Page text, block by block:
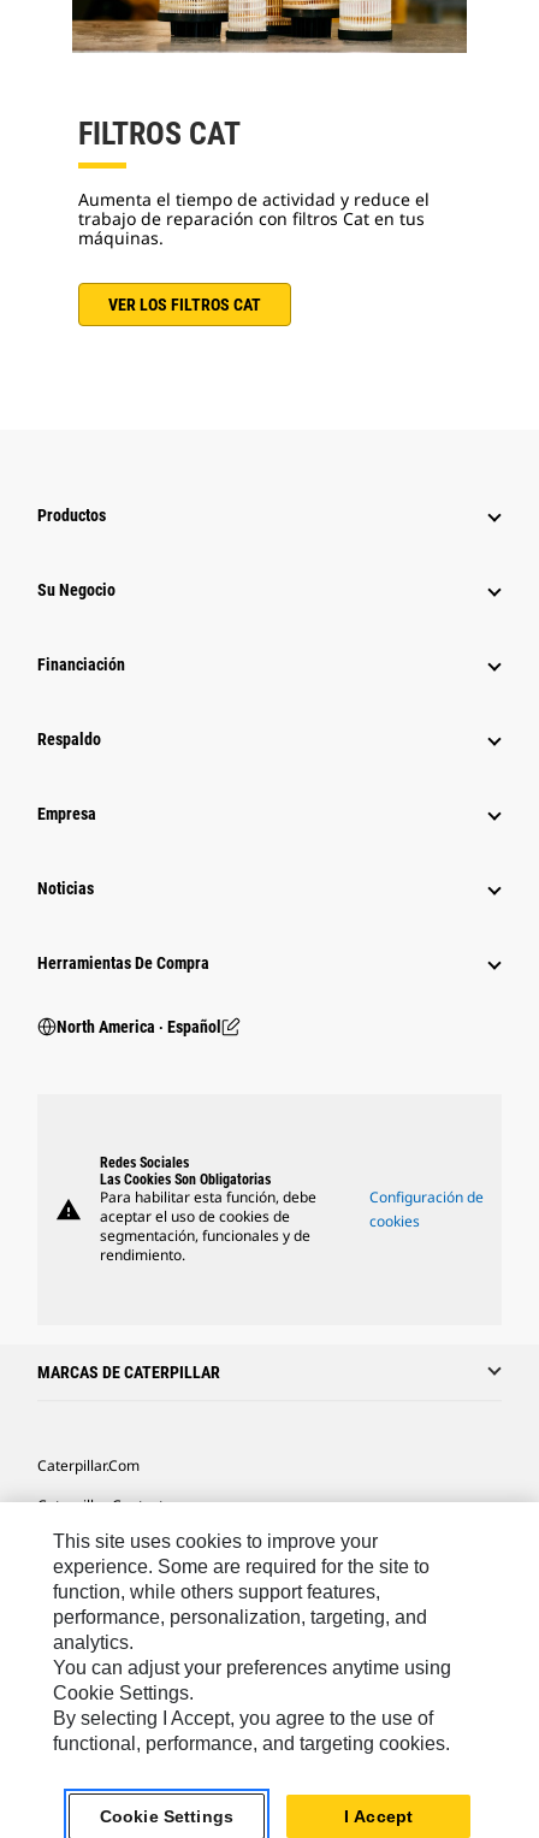
FILTROS CAT
Aumenta el tiempo de actividad y reduce el
trabajo de reparación con filtros Cat en tus
máquinas.
VER LOS FILTROS CAT
Productos
Su Negocio
Financiación
Respaldo
Empresa
Noticias
Herramientas De Compra
North America ‧ Español
warning
Redes Sociales
Las Cookies Son Obligatorias
Para habilitar esta función, debe
aceptar el uso de cookies de
segmentación, funcionales y de
rendimiento.
Configuración de
cookies
MARCAS DE CATERPILLAR
Caterpillar.com
Caterpillar Contacto
Mis Preferencias De Marketing
Site Map
Cookie Settings
Legal
Privacy
This site uses cookies to improve your
experience. Some are required for the site to
function, while others support features,
performance, personalization, targeting, and
analytics.
You can adjust your preferences anytime using
Cookie Settings.
By selecting I Accept, you agree to the use of
functional, performance, and targeting cookies.
Cookie Settings I Accept